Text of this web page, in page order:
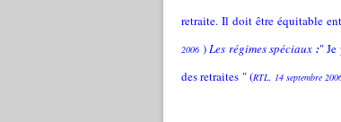
retraite. Il doit être équitable
2006 )Les régimes spéciaux :" Je
des retraites " (RTL, 14 septembre